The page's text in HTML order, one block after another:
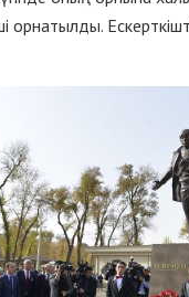
орнатылды.